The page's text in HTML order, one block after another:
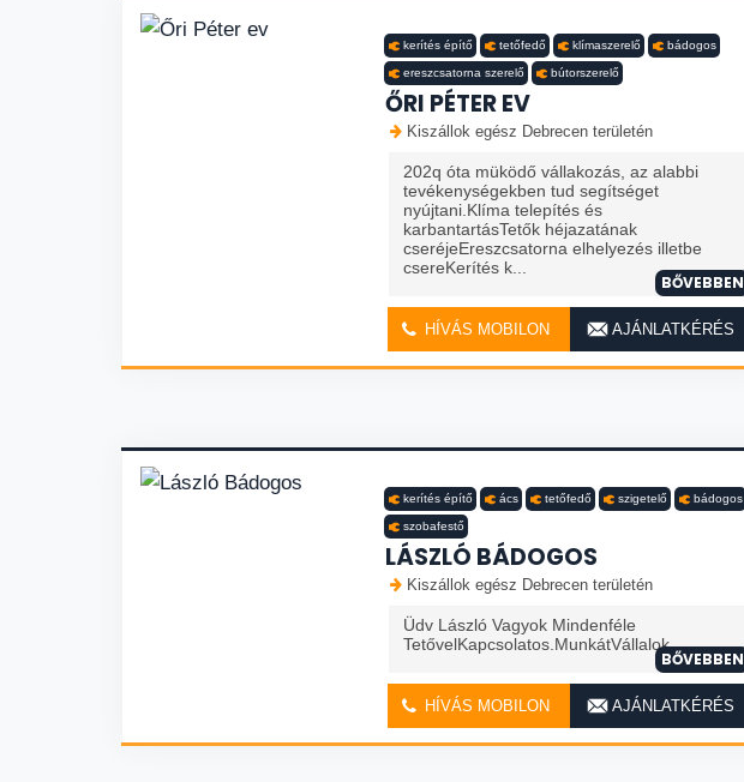
kerítés építő tetőfedő klímaszerelő bádogos
ereszcsatorna szerelő bútorszerelő
ŐRI PÉTER EV
Kiszállok egész Debrecen területén
202q óta müködő vállakozás, az alabbi
tevékenységekben tud segítséget
nyújtani.Klíma telepítés és
karbantartásTetők héjazatának
cseréjeEreszcsatorna elhelyezés illetbe
csereKerítés k...
BŐVEBBEN
HÍVÁS MOBILON AJÁNLATKÉRÉS
kerítés építő ács tetőfedő szigetelő bádogos
szobafestő
LÁSZLÓ BÁDOGOS
Kiszállok egész Debrecen területén
Üdv László Vagyok Mindenféle
TetővelKapcsolatos.MunkátVállalok
BŐVEBBEN
HÍVÁS MOBILON AJÁNLATKÉRÉS